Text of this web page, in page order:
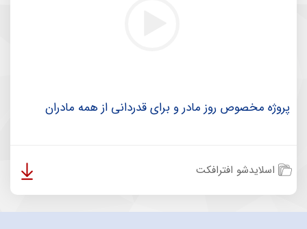
پروژه مخصوص روز مادر و برای قدردانی از همه مادران
اسلایدشو افترافکت